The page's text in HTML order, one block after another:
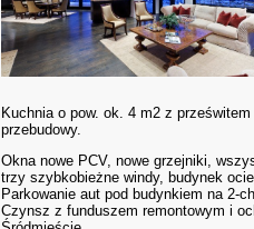
Kuchnia o pow. ok. 4 m2 z
przebudowy.
Okna nowe PCV, nowe grzejniki,
trzy szybkobieżne windy, budynek
Parkowanie aut pod budynkiem na 2-
Czynsz z funduszem remontowym i